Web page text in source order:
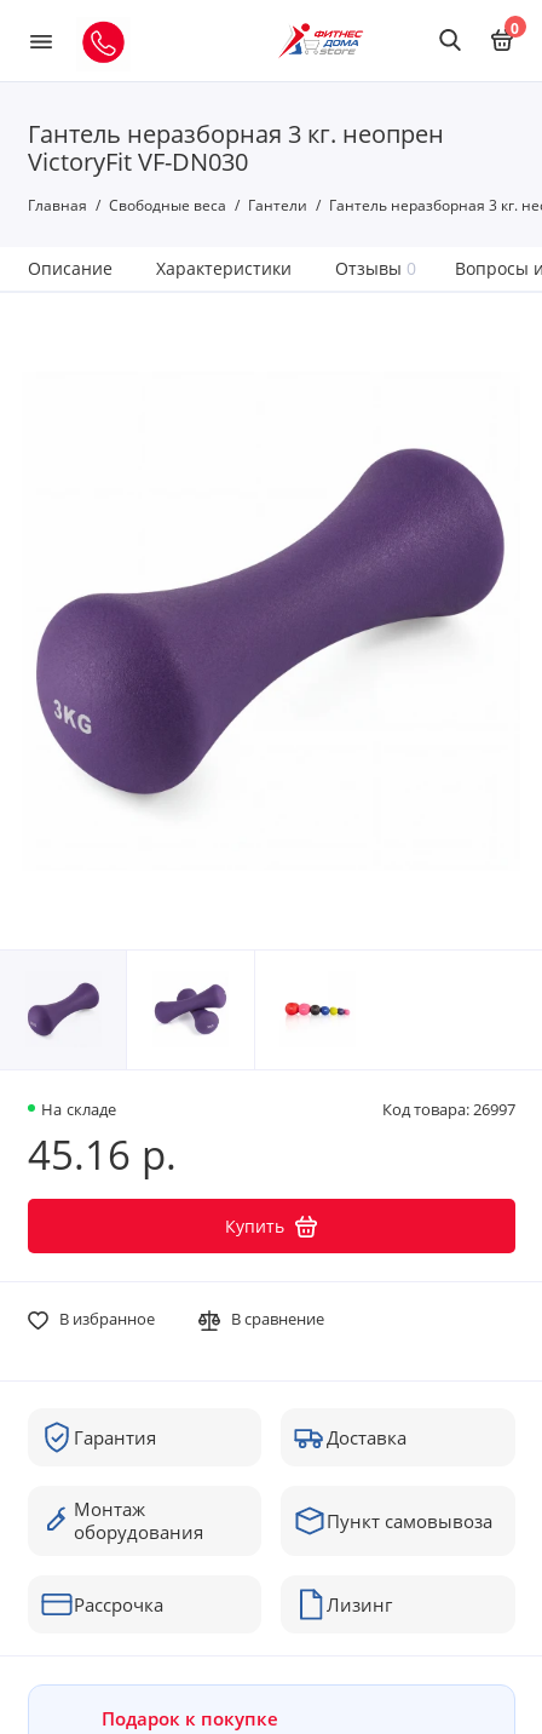
0
Гантель неразборная 3 кг. неопрен
VictoryFit VF-DN030
Главная Свободные веса Гантели Гантель неразборная 3 кг.
Описание Характеристики Отзывы 0 Вопросы
На складе Код товара: 26997
45.16 р.
Купить
В избранное В сравнение
Гарантия Доставка
Монтаж
оборудования
Пункт самовывоза
Рассрочка Лизинг
Подарок к покупке